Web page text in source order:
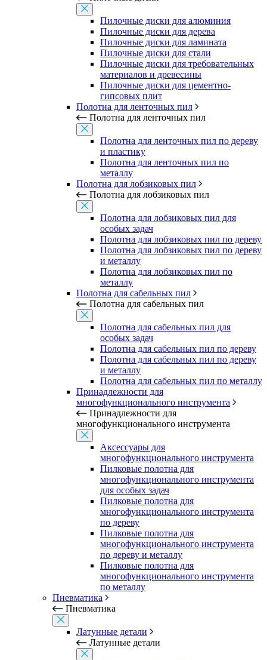
Пилочные диски для алюминия
Пилочные диски для дерева
Пилочные диски для ламината
Пилочные диски для стали
Пилочные диски для требовательных
материалов и древесины
Пилочные диски для цементно-
гипсовых плит
Полотна для ленточных пил
Полотна для ленточных пил
Полотна для ленточных пил по дереву
и пластику
Полотна для ленточных пил по
металлу
Полотна для лобзиковых пил
Полотна для лобзиковых пил
Полотна для лобзиковых пил для
особых задач
Полотна для лобзиковых пил по дереву
Полотна для лобзиковых пил по дереву
и металлу
Полотна для лобзиковых пил по
металлу
Полотна для сабельных пил
Полотна для сабельных пил
Полотна для сабельных пил для
особых задач
Полотна для сабельных пил по дереву
Полотна для сабельных пил по дереву
и металлу
Полотна для сабельных пил по металлу
Принадлежности для
многофункционального инструмента
Принадлежности для
многофункционального инструмента
Аксессуары для
многофункционального инструмента
Пилковые полотна для
многофункционального инструмента
для особых задач
Пилковые полотна для
многофункционального инструмента
по дереву
Пилковые полотна для
многофункционального инструмента
по дереву и металлу
Пилковые полотна для
многофункционального инструмента
по металлу
Пневматика
Пневматика
Латунные детали
Латунные детали